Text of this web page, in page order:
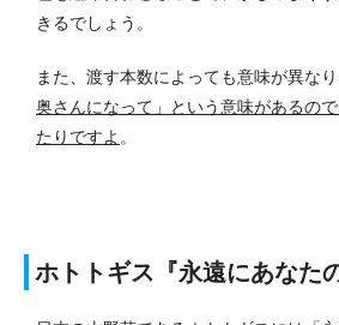
きるでしょう。
また、渡す本数によっても意味が異なり
奥さんになって」という意味があるの
たりですよ 。
ホトトギス『永遠にあなた